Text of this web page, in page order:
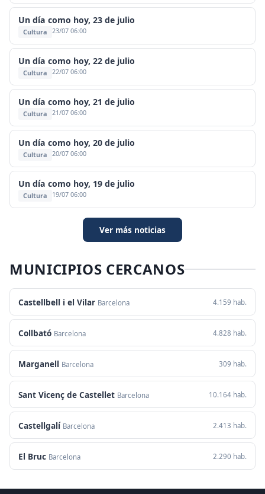
Un día como hoy, 23 de julio
Cultura 23/07 06:00
Un día como hoy, 22 de julio
Cultura 22/07 06:00
Un día como hoy, 21 de julio
Cultura 21/07 06:00
Un día como hoy, 20 de julio
Cultura 20/07 06:00
Un día como hoy, 19 de julio
Cultura 19/07 06:00
Ver más noticias
MUNICIPIOS CERCANOS
Castellbell i el Vilar Barcelona 4.159 hab.
Collbató Barcelona 4.828 hab.
Marganell Barcelona 309 hab.
Sant Vicenç de Castellet Barcelona 10.164 hab.
Castellgalí Barcelona 2.413 hab.
El Bruc Barcelona 2.290 hab.